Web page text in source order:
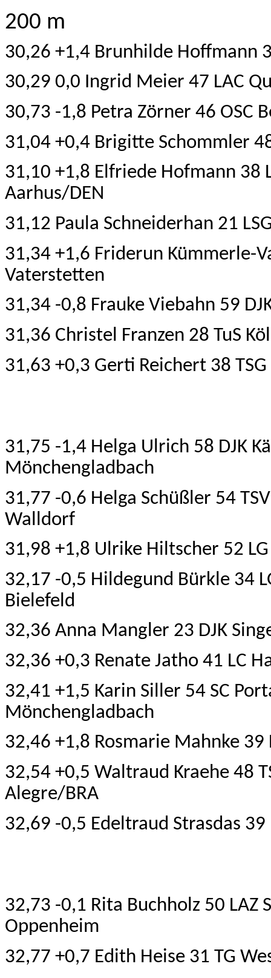
200 m
30,26 +1,4 Brunhilde Hoffmann
30,29 0,0 Ingrid Meier 47 LAC
30,73 -1,8 Petra Zörner 46 OSC
31,04 +0,4 Brigitte Schommler
31,10 +1,8 Elfriede Hofmann
Aarhus/DEN
31,12 Paula Schneiderhan 21
31,34 +1,6 Friderun Kümmerle-
Vaterstetten
31,34 -0,8 Frauke Viebahn 59
31,36 Christel Franzen 28 TuS
31,63 +0,3 Gerti Reichert 38
31,75 -1,4 Helga Ulrich 58 DJK
Mönchengladbach
31,77 -0,6 Helga Schüßler 54
Walldorf
31,98 +1,8 Ulrike Hiltscher 52
32,17 -0,5 Hildegund Bürkle 34
Bielefeld
32,36 Anna Mangler 23 DJK
32,36 +0,3 Renate Jatho 41 LC
32,41 +1,5 Karin Siller 54 SC
Mönchengladbach
32,46 +1,8 Rosmarie Mahnke
32,54 +0,5 Waltraud Kraehe 48
Alegre/BRA
32,69 -0,5 Edeltraud Strasdas
32,73 -0,1 Rita Buchholz 50 LAZ
Oppenheim
32,77 +0,7 Edith Heise 31 TG